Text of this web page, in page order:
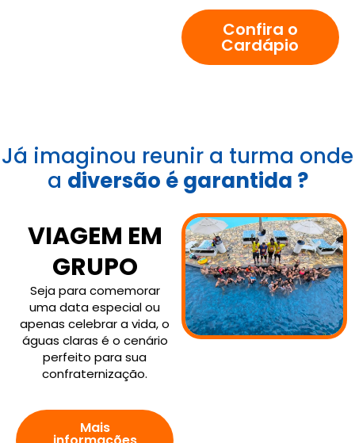
Confira o
Cardápio
Já imaginou reunir a turma onde
a diversão é garantida ?
VIAGEM EM
GRUPO
Seja para comemorar
uma data especial ou
apenas celebrar a vida, o
águas claras é o cenário
perfeito para sua
confraternização.
Mais